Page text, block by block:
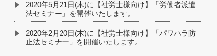
2020年5月21日(木)に【社労士様向け】「労働者派遣
法セミナー」を開催いたします。
2020年2月20日(木)に【社労士様向け】「パワハラ防
止法セミナー」を開催いたします。